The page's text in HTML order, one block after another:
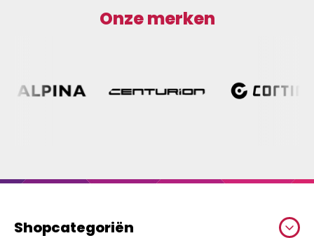
Onze merken
Shopcategoriën